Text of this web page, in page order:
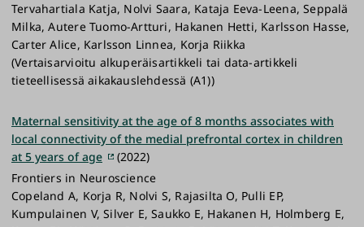
Tervahartiala Katja, Nolvi Saara, Kataja Eeva-Leena, Seppalä
Milka, Autere Tuomo-Artturi, Hakanen Hetti, Karlsson Hasse,
Carter Alice, Karlsson Linnea, Korja Riikka
(Vertaisarvioitu alkuperäisartikkeli tai data-artikkeli
tieteellisessä aikakauslehdessä (A1))
Maternal sensitivity at the age of 8 months associates with
local connectivity of the medial prefrontal cortex in children
at 5 years of age
(2022)
Frontiers in Neuroscience
Copeland A, Korja R, Nolvi S, Rajasilta O, Pulli EP,
Kumpulainen V, Silver E, Saukko E, Hakanen H, Holmberg E,